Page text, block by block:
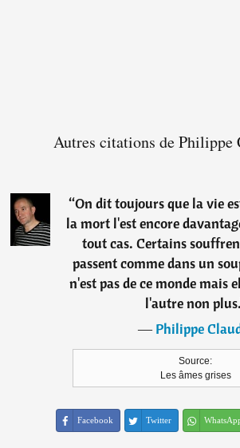
Autres citations de Philippe
“On dit toujours que la vie
la mort l'est encore
tout cas. Certains
passent comme dans un
n'est pas de ce monde mais
l'autre non plus.
―Philippe
Source:
Les âmes grises
Facebook Twitter